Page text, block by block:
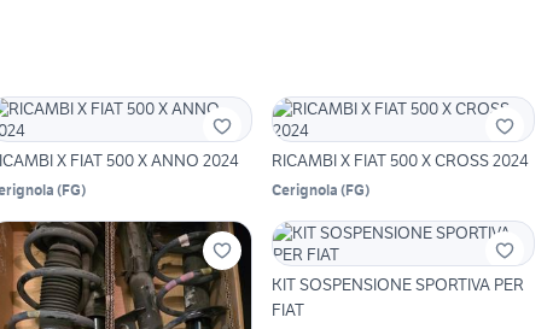
X FIAT 500 X ANNO 2024
(FG)
RICAMBI X FIAT 500 X CROSS 2024
Cerignola (FG)
KIT SOSPENSIONE SPORTIVA PER
FIAT